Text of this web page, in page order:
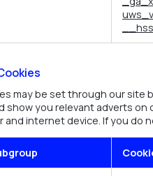
may be set through our site
show you relevant adverts
and internet device. If you do